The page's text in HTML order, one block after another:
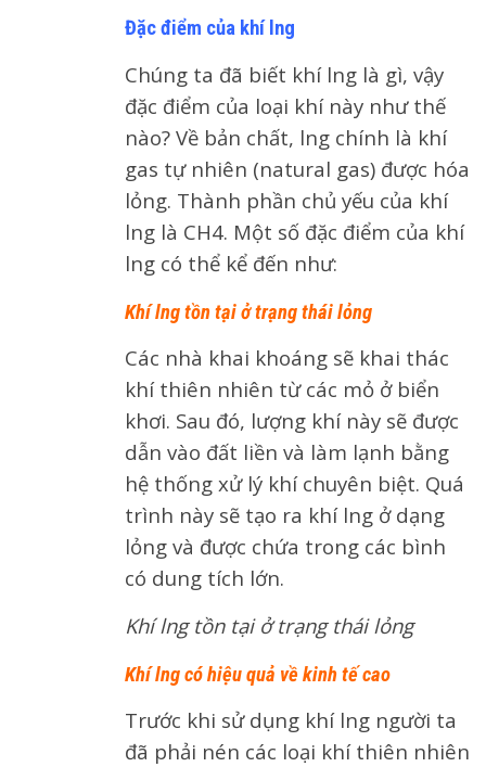
Đặc điểm của khí lng
Chúng ta đã biết khí lng là gì, vậy
đặc điểm của loại khí này như thế
nào? Về bản chất, lng chính là khí
gas tự nhiên (natural gas) được hóa
lỏng. Thành phần chủ yếu của khí
lng là CH4. Một số đặc điểm của khí
lng có thể kể đến như:
Khí lng tồn tại ở trạng thái lỏng
Các nhà khai khoáng sẽ khai thác
khí thiên nhiên từ các mỏ ở biển
khơi. Sau đó, lượng khí này sẽ được
dẫn vào đất liền và làm lạnh bằng
hệ thống xử lý khí chuyên biệt. Quá
trình này sẽ tạo ra khí lng ở dạng
lỏng và được chứa trong các bình
có dung tích lớn.
Khí lng tồn tại ở trạng thái lỏng
Khí lng có hiệu quả về kinh tế cao
Trước khi sử dụng khí lng người ta
đã phải nén các loại khí thiên nhiên